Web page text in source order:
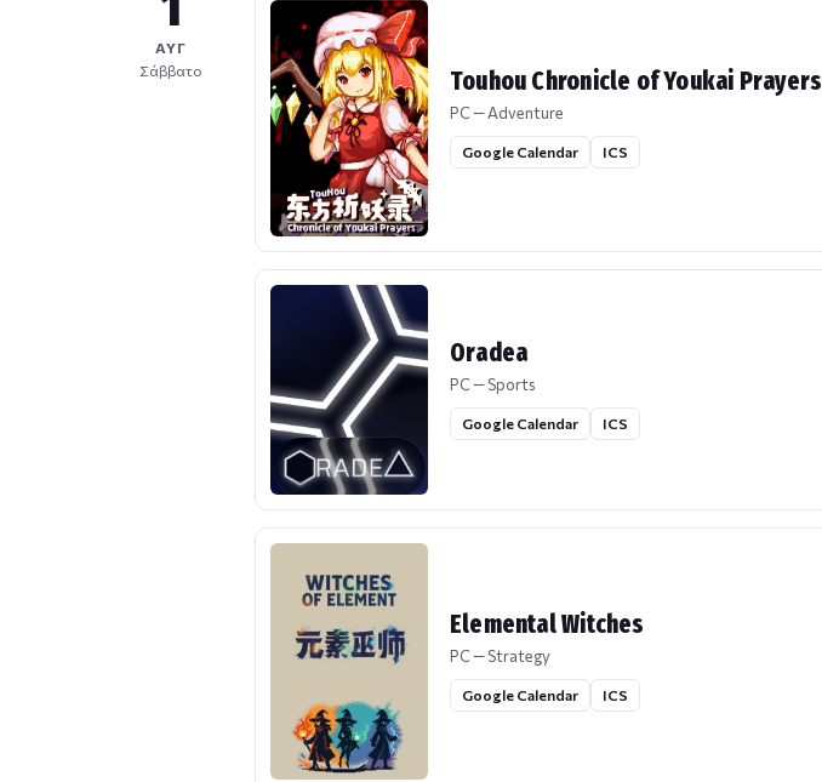
ΑΥΓ
Σάββατο
Touhou Chronicle of Youkai Prayers
PC — Adventure
Google Calendar ICS
Oradea
PC — Sports
Google Calendar ICS
Elemental Witches
PC — Strategy
Google Calendar ICS